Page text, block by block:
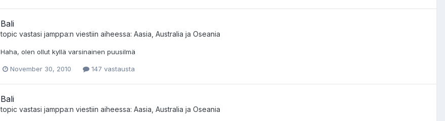
Bali
topic vastasi jamppa:n viestiin aiheessa: Aasia, Australia ja Oseania
Haha, olen ollut kyllä varsinainen puusilmä
November 30, 2010 147 vastausta
Bali
topic vastasi jamppa:n viestiin aiheessa: Aasia, Australia ja Oseania